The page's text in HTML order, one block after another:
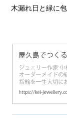
木漏れ日と緑に